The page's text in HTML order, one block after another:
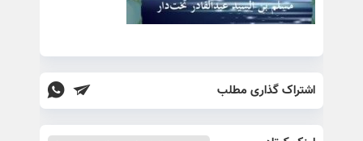
اشتراک گذاری مطلب